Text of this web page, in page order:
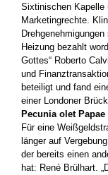
Sixtinischen Kapelle
Marketingrechte.
Heizung bezahlt
Gottes“ Roberto
und
beteiligt und fand
einer Londoner
Pecunia olet Papae
Für eine
länger auf
der bereits einen
hat: René Brülhart.